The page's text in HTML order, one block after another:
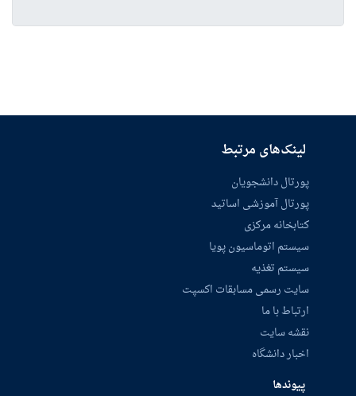
لینک‌های مرتبط
پورتال دانشجویان
پورتال آموزشی اساتید
کتابخانه مرکزی
سیستم اتوماسیون پویا
سیستم تغذیه
سایت رسمی مسابقات اکسپت
ارتباط با ما
نقشه سایت
اخبار دانشگاه
پیوندها